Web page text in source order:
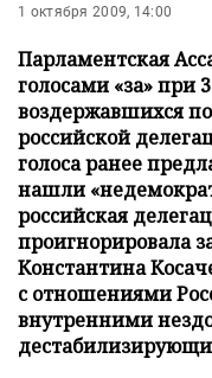
1 октября 2009, 14:00
Парламентская
голосами «за» при
воздержавшихся
российской
голоса ранее
нашли
российская
проигнорировала
Константина
с отношениями
внутренними